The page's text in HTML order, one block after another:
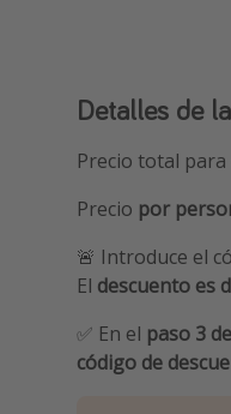
Detalles de
Precio total para
Precio por
🚨 Introduce el
El descuento es
✅ En el paso 3
código de